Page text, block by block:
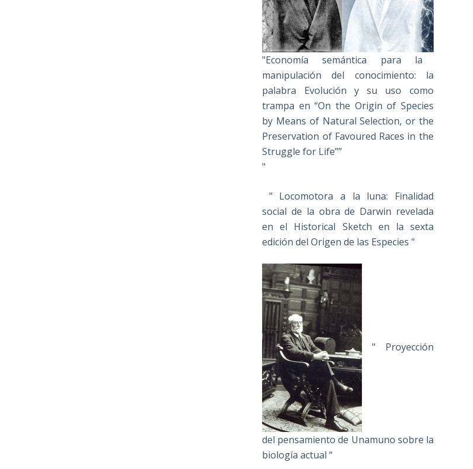
"Economía semántica para la
manipulación del conocimiento: la
palabra Evolución y su uso como
trampa en “On the Origin of Species
by Means of Natural Selection, or the
Preservation of Favoured Races in the
Struggle for Life””
"
" Locomotora a la luna: Finalidad
social de la obra de Darwin revelada
en el Historical Sketch en la sexta
edición del Origen de las Especies "
" Proyección
del pensamiento de Unamuno sobre la
biología actual “